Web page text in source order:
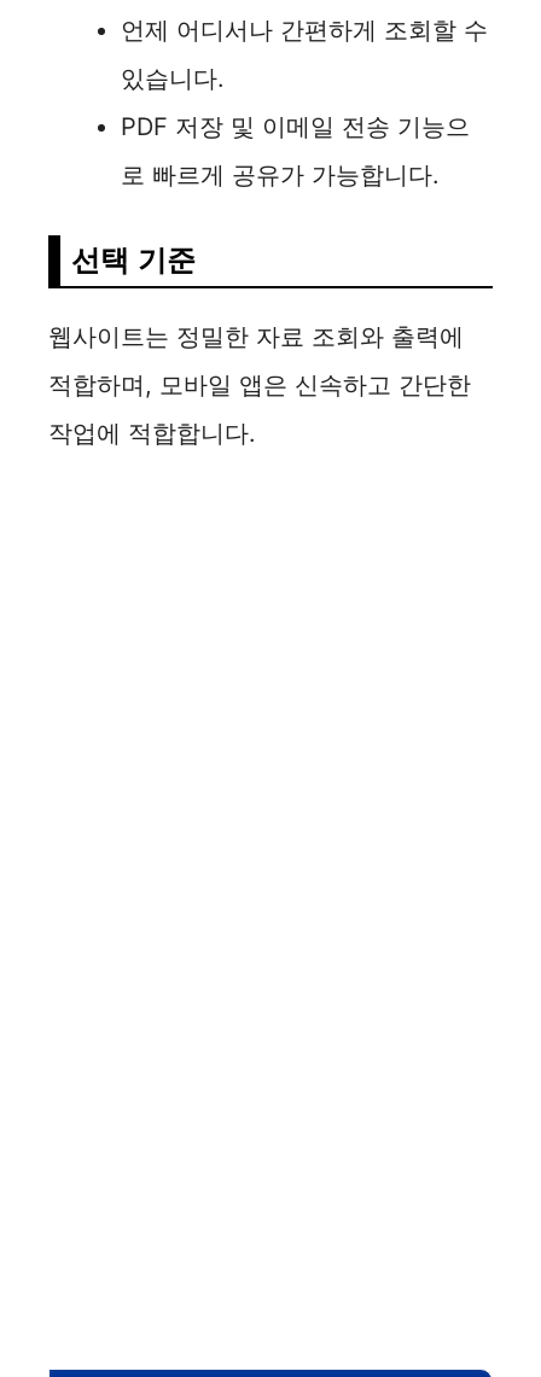
언제 어디서나 간편하게 조회할 수
있습니다.
PDF 저장 및 이메일 전송 기능으
로 빠르게 공유가 가능합니다.
선택 기준
웹사이트는 정밀한 자료 조회와 출력에
적합하며, 모바일 앱은 신속하고 간단한
작업에 적합합니다.